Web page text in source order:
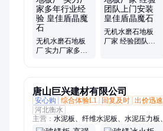
无机水磨石地板
厂 实力厂家多年
无机水磨石地板
厂家 经验团队上
唐山巨兴建材有限公司
安心购
综合体验L1 回复及时 出价迅速
河北衡水
主营： 水泥板、纤维水泥板、水泥压力板